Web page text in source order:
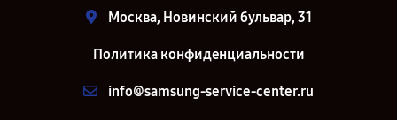
Москва, Новинский бульвар, 31
Политика конфиденциальности
info@samsung-service-center.ru